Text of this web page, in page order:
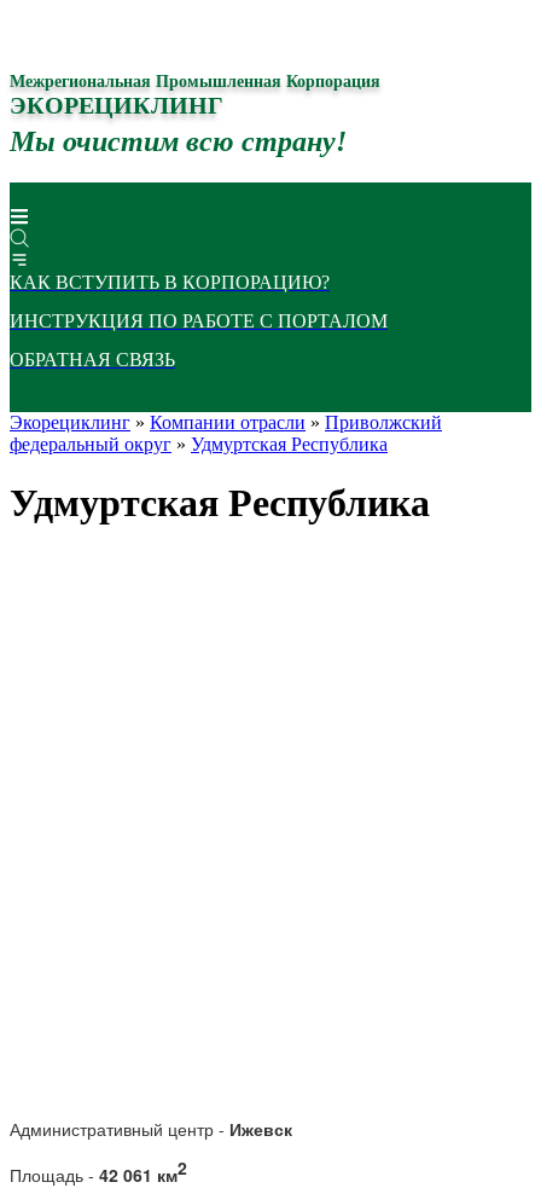
Межрегиональная Промышленная Корпорация
ЭКОРЕЦИКЛИНГ
Мы очистим всю страну!
КАК ВСТУПИТЬ В КОРПОРАЦИЮ?
ИНСТРУКЦИЯ ПО РАБОТЕ С ПОРТАЛОМ
ОБРАТНАЯ СВЯЗЬ
Экорециклинг » Компании отрасли » Приволжский
федеральный округ » Удмуртская Республика
Удмуртская Республика
Административный центр - Ижевск
Площадь - 42 061 км2